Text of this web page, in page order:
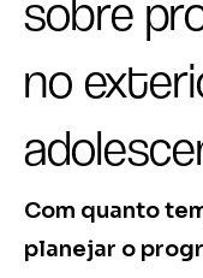
sobre
no
Com quanto
planejar o